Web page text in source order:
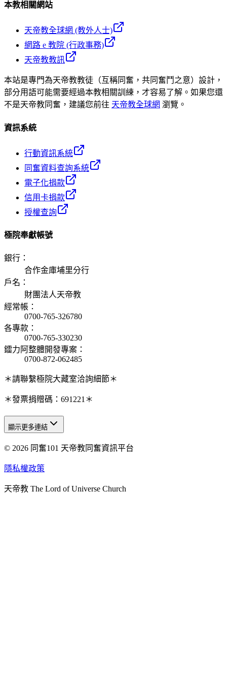
本教相關網站
天帝教全球網 (教外人士)
網路 e 教院 (行政事務)
天帝教教訊
本站是專門為天帝教教徒（互稱同奮，共同奮鬥之意）設計，
部分用語可能需要經過本教相關訓練，才容易了解。如果您還
不是天帝教同奮，建議您前往 天帝教全球網 瀏覽。
資訊系統
行動資訊系統
同奮資料查詢系統
電子化捐款
信用卡捐款
授權查詢
極院奉獻帳號
銀行 ：
合作金庫埔里分行
戶名 ：
財團法人天帝教
經常帳 ：
0700-765-326780
各專款 ：
0700-765-330230
鐳力阿整體開發專案 ：
0700-872-062485
＊請聯繫極院大藏室洽詢細節＊
＊發票捐贈碼：691221＊
天人研究總院
天人研究學院
天人炁功院
顯示更多連結
© 2026 同奮101 天帝教同奮資訊平台
隱私權政策
天帝教 The Lord of Universe Church